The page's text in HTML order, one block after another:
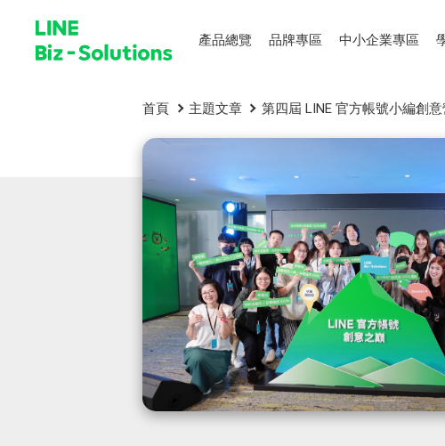
產品總覽 品牌專區 中小企業專區
首頁 主題文章 第四屆 LINE 官方帳號小編創